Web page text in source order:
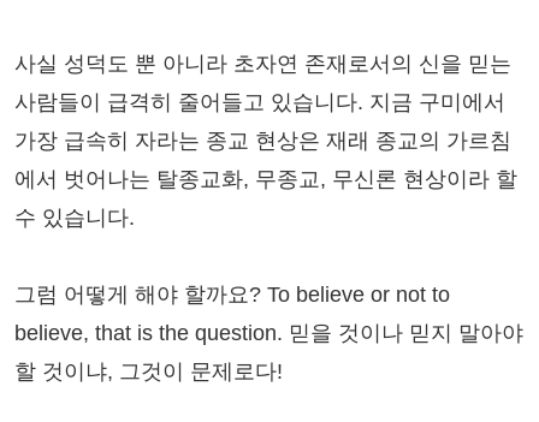
사실 성덕도 뿐 아니라 초자연 존재로서의 신을 믿는
사람들이 급격히 줄어들고 있습니다. 지금 구미에서
가장 급속히 자라는 종교 현상은 재래 종교의 가르침
에서 벗어나는 탈종교화, 무종교, 무신론 현상이라 할
수 있습니다.
그럼 어떻게 해야 할까요? To believe or not to
believe, that is the question. 믿을 것이나 믿지 말아야
할 것이냐, 그것이 문제로다!